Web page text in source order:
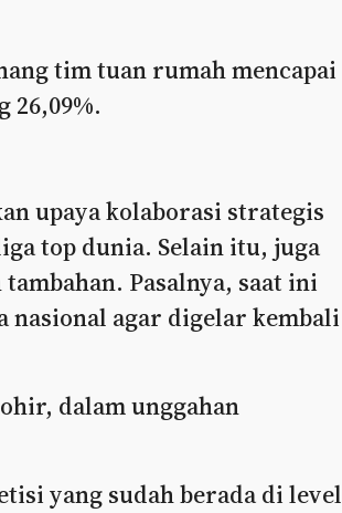
tim tuan rumah mencapai
26,09%.
upaya kolaborasi strategis
top dunia. Selain itu, juga
Pasalnya, saat ini
nasional agar digelar kembali
dalam unggahan
yang sudah berada di level